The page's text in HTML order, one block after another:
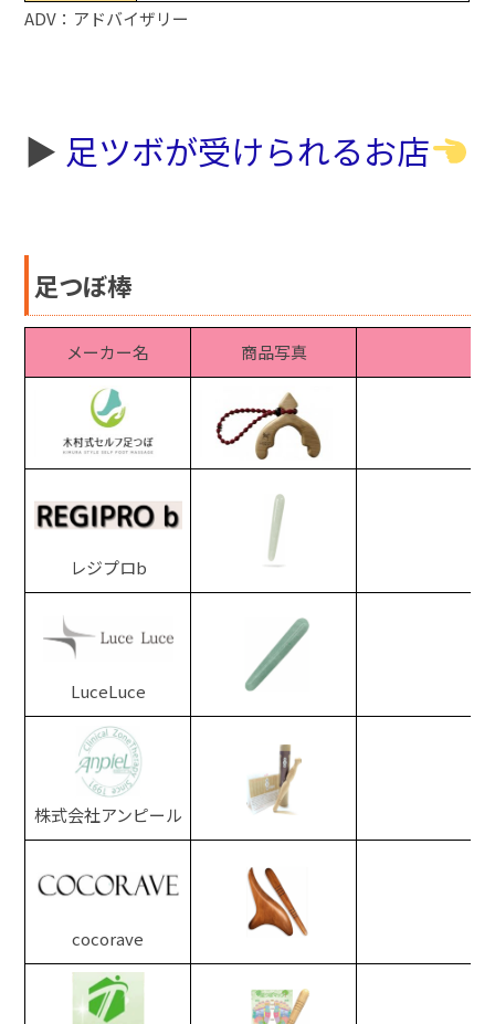
ADV：アドバイザリー
▶︎ 足ツボが受けられるお店
足つぼ棒
メーカー名 商品写真
レジプロb
LuceLuce
株式会社アンピール
cocorave